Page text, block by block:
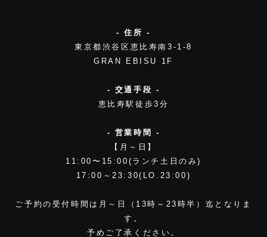
- 住所 -
東京都渋谷区恵比寿南3-1-8
GRAN EBISU 1F
- 交通手段 -
恵比寿駅徒歩3分
- 営業時間 -
【月～日】
11:00〜15:00(ランチ土日のみ)
17:00～23:30(LO.23:00)
ご予約の受付時間は月～日（13時～23時半）迄となりま
す。
予めご了承ください。